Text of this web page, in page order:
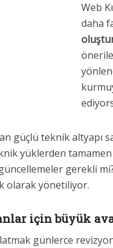
Web
daha
güçlü teknik altyapı
yüklerden tamamen
gerekli
olarak yönetiliyor.
için büyük
günlerce